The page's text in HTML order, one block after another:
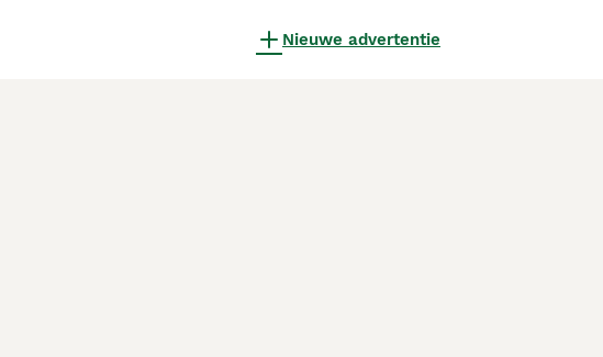
Nieuwe advertentie